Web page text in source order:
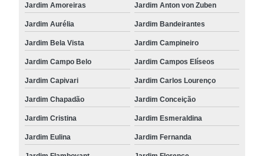
Jardim Amoreiras Jardim Anton von Zuben
Jardim Aurélia Jardim Bandeirantes
Jardim Bela Vista Jardim Campineiro
Jardim Campo Belo Jardim Campos Elíseos
Jardim Capivari Jardim Carlos Lourenço
Jardim Chapadão Jardim Conceição
Jardim Cristina Jardim Esmeraldina
Jardim Eulina Jardim Fernanda